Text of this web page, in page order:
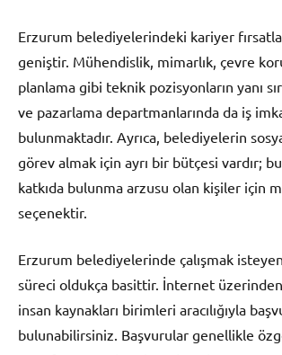
Erzurum belediyelerindeki kariyer
geniştir. Mühendislik, mimarlık, çevre
planlama gibi teknik pozisyonların yanı
ve pazarlama departmanlarında da iş
bulunmaktadır. Ayrıca, belediyelerin
görev almak için ayrı bir bütçesi vardır;
katkıda bulunma arzusu olan kişiler için
seçenektir.
Erzurum belediyelerinde çalışmak
süreci oldukça basittir. İnternet
insan kaynakları birimleri aracılığıyla
bulunabilirsiniz. Başvurular genellikle